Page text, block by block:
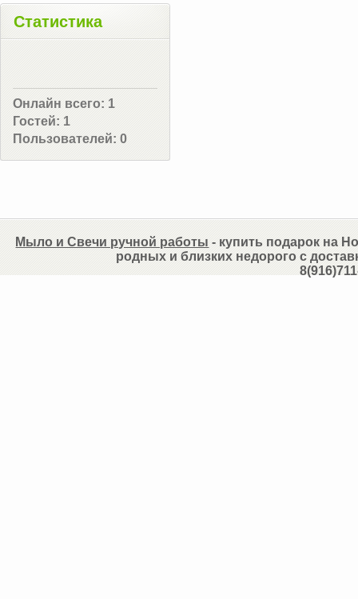
Статистика
Онлайн всего: 1
Гостей: 1
Пользователей: 0
Мыло и Свечи ручной работы - купить подарок на
родных и близких недорого с